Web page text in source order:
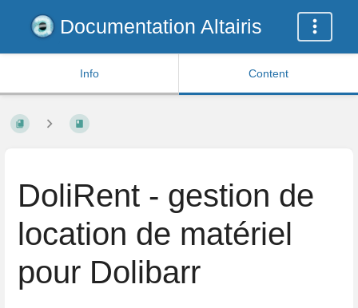
Documentation Altairis
Info Content
DoliRent - gestion de
location de matériel
pour Dolibarr